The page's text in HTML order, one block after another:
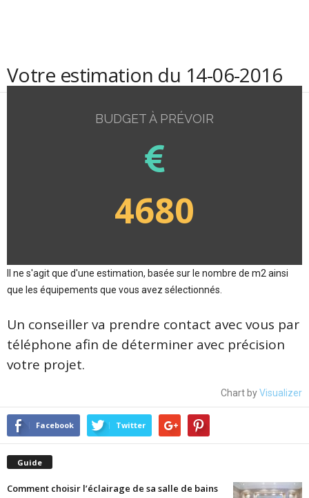
Votre estimation du 14-06-2016
BUDGET À PRÉVOIR
4680
Il ne s'agit que d'une estimation, basée sur le nombre de m2 ainsi
que les équipements que vous avez sélectionnés.
Un conseiller va prendre contact avec vous par
téléphone afin de déterminer avec précision
votre projet.
Chart byVisualizer
Facebook Twitter
Guide
Comment choisir l’éclairage de sa salle de bains